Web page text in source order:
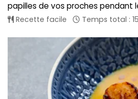
papilles de vos proches pendant
Recette facile Temps total :